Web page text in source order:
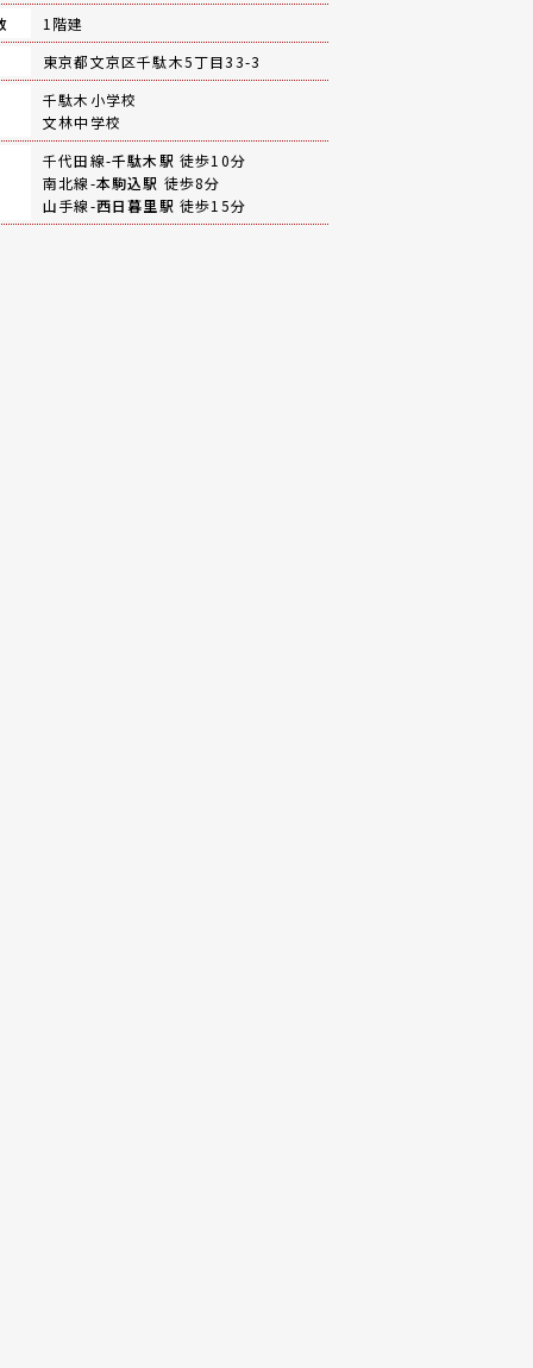
1階建
東京都文京区千駄木5丁目33-3
千駄木小学校
文林中学校
千代田線-千駄木駅 徒歩10分
南北線-本駒込駅 徒歩8分
山手線-西日暮里駅 徒歩15分